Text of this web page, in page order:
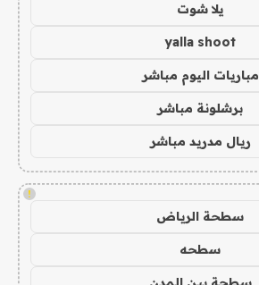
يلا شوت
yalla shoot
مباريات اليوم مباشر
برشلونة مباشر
ريال مدريد مباشر
!
سطحة الرياض
سطحه